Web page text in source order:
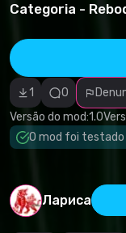
Categoria -
1 0
Versão do mod:1.0
O mod foi testado
Лариса
incorreta
Software
malicioso/
Conteúdo
funcional
Descrição